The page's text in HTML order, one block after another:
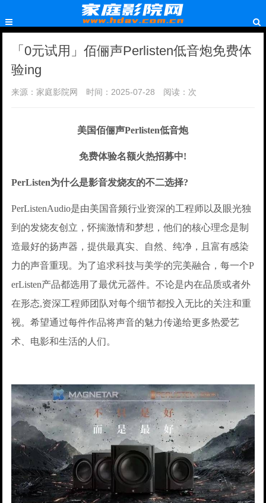
「0元试用」佰俪声Perlisten低音炮免费体
验ing
来源：家庭影院网 时间：2025-07-28 阅读： 次
美国佰俪声Perlisten低音炮
免费体验名额火热招募中!
PerListen为什么是影音发烧友的不二选择?
PerListenAudio是由美国音频行业资深的工程师以及眼光独
到的发烧友创立，怀揣激情和梦想，他们的核心理念是制
造最好的扬声器，提供最真实、自然、纯净，且富有感染
力的声音重现。为了追求科技与美学的完美融合，每一个P
erListen产品都选用了最优元器件。不论是内在品质或者外
在形态,资深工程师团队对每个细节都投入无比的关注和重
视。希望通过每件作品将声音的魅力传递给更多热爱艺
术、电影和生活的人们。